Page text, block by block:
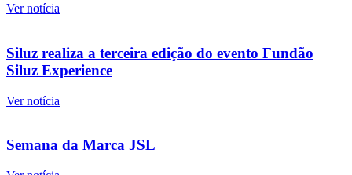
Ver notícia
Siluz realiza a terceira edição do evento Fundão
Siluz Experience
Ver notícia
Semana da Marca JSL